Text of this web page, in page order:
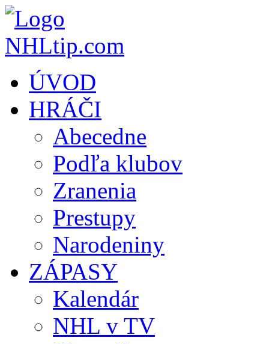
ÚVOD
HRÁČI
Abecedne
Podľa klubov
Zranenia
Prestupy
Narodeniny
ZÁPASY
Kalendár
NHL v TV